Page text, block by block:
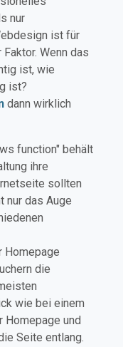
nur
ist für
Wenn das
ist, wie
ist?
dann wirklich
function" behält
ihre
sollten
nur das Auge
Homepage
die
wie bei einem
Homepage und
Seite entlang.